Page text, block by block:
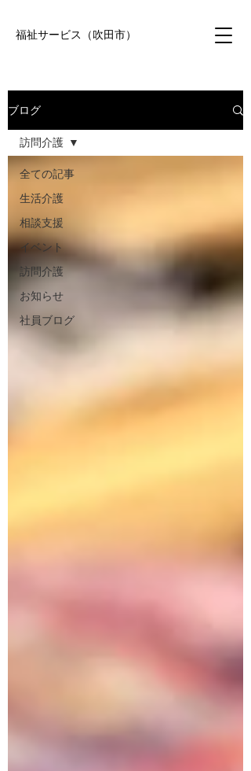
福祉サービス（吹田市）
ブログ
全ての記事
生活介護
相談支援
イベント
訪問介護
お知らせ
社員ブログ
訪問介護